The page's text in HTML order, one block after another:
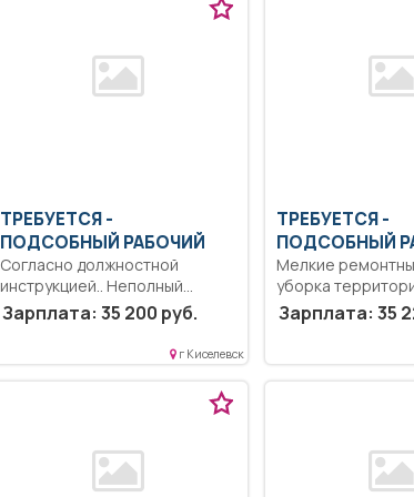
ТРЕБУЕТСЯ -
ПОДСОБНЫЙ РАБОЧИЙ
Согласно должностной
инструкцией.. Неполный
рабочий день/неполная
рабочая неделя..
Зарплата: 35 200 руб.
г Киселевск
ТРЕБУЕТСЯ -
ПОДСОБНЫЙ
Мелкие
уборка
Неполный
неполная
Зарплата: 35